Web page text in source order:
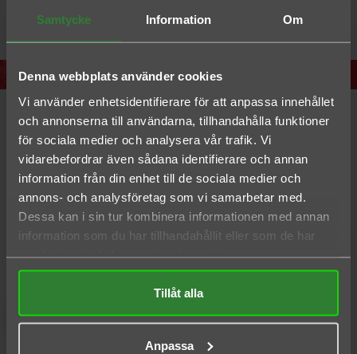
Samtycke Information Om
Denna webbplats använder cookies
Vi använder enhetsidentifierare för att anpassa innehållet
och annonserna till användarna, tillhandahålla funktioner
för sociala medier och analysera vår trafik. Vi
vidarebefordrar även sådana identifierare och annan
information från din enhet till de sociala medier och
annons- och analysföretag som vi samarbetar med.
Dessa kan i sin tur kombinera informationen med annan
information som du har tillhandahållit eller som de har
samlat in när du har använt deras tjänster.
Tillåt alla
Anpassa